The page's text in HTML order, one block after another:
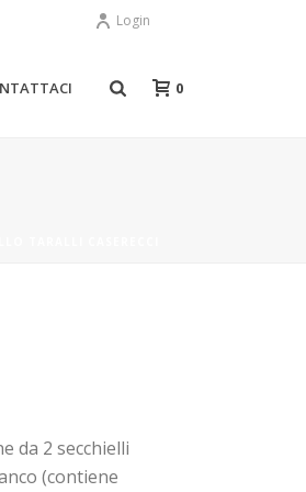
Login
0
da 2 secchielli
(contiene